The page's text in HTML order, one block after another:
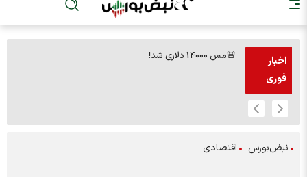
اخبار
فوری
🚨مس 14000 دلاری شد!
نبض‌بورس اقتصادی